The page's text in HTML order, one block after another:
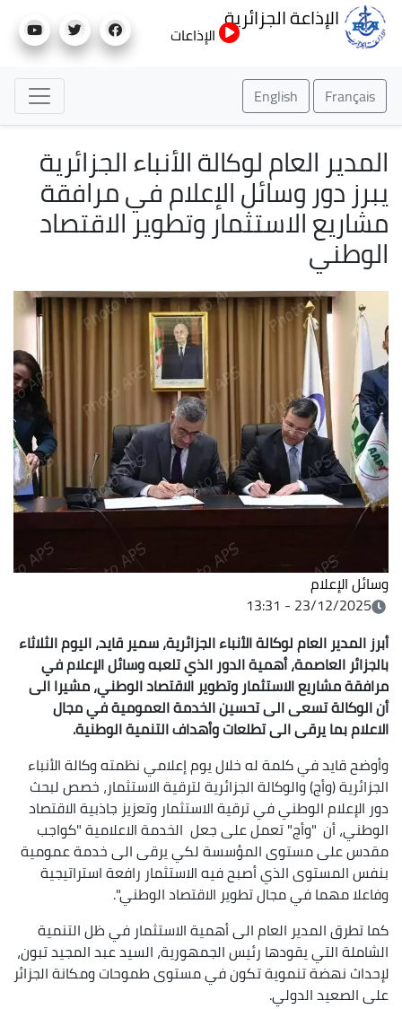
إلى
الإذاعة الجزائرية
الإذاعات
Français
English
المدير العام لوكالة الأنباء الجزائرية
يبرز دور وسائل الإعلام في مرافقة
مشاريع الاستثمار وتطوير الاقتصاد
الوطني
وسائل الإعلام
23/12/2025 - 13:31
أبرز المدير العام لوكالة الأنباء الجزائرية،سمير قايد، اليوم الثلاثاء
بالجزائر العاصمة، أهمية الدور الذي تلعبهوسائل الإعلام في
مرافقة مشاريع الاستثمار وتطوير الاقتصاد الوطني، مشيرا الى
أن الوكالة تسعى الى تحسين الخدمة العمومية في مجال
الاعلام بما يرقى الىتطلعات وأهداف التنمية الوطنية.
وأوضح قايد في كلمة له خلال يوم إعلامي نظمته وكالة الأنباء
الجزائرية (وأج) والوكالة الجزائرية لترقية الاستثمار، خصص لبحث
دور الإعلام الوطني في ترقية الاستثمار وتعزيز جاذبية الاقتصاد
الوطني، أن "وأج" تعمل على جعل الخدمة الاعلامية "كواجب
مقدس على مستوى المؤسسة لكي يرقى الى خدمة عمومية
بنفس المستوى الذي أصبح فيه الاستثمار رافعة استراتيجية
وفاعلا مهما في مجال تطوير الاقتصاد الوطني".
كما تطرق المدير العام الى أهمية الاستثمار في ظل التنمية
الشاملة التي يقودها رئيس الجمهورية، السيد عبد المجيد تبون،
لإحداث نهضة تنموية تكون في مستوى طموحات ومكانة الجزائر
على الصعيد الدولي.